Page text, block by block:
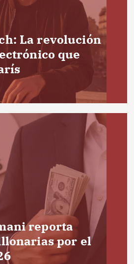
La revolución
que
reporta
por el